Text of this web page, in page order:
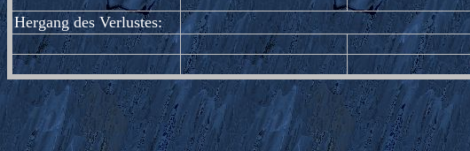
Hergang des Verlustes: